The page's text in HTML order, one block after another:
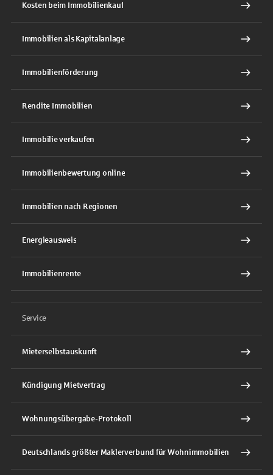
Kosten beim Immobilienkauf
Immobilien als Kapitalanlage
Immobilienförderung
Rendite Immobilien
Immobilie verkaufen
Immobilienbewertung online
Immobilien nach Regionen
Energieausweis
Immobilienrente
Service
Mieterselbstauskunft
Kündigung Mietvertrag
Wohnungsübergabe-Protokoll
Deutschlands größter Maklerverbund für Wohnimmobilien